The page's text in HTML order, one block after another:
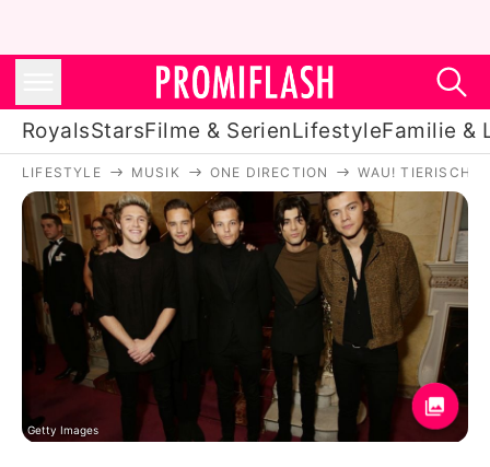
RoyalsStarsFilme & SerienLifestyleFamilie &
Royals
Stars
Filme & Serien
Lifestyle
Familie & Liebe
Promiflash Exklusiv
LIFESTYLE MUSIK ONE DIRECTION WAU! TIERISCH
Getty Images